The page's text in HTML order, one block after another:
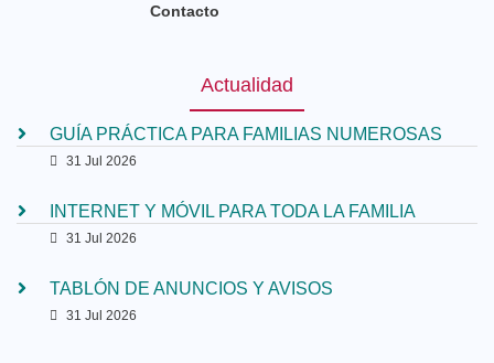
Contacto
Actualidad
GUÍA PRÁCTICA PARA FAMILIAS NUMEROSAS
31 Jul 2026
INTERNET Y MÓVIL PARA TODA LA FAMILIA
31 Jul 2026
TABLÓN DE ANUNCIOS Y AVISOS
31 Jul 2026